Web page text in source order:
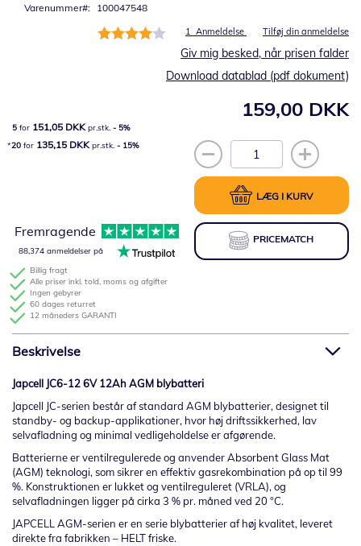
Varenummer 100047548
Bedømmelse:
1 Anmeldelse Tilføj din anmeldelse
159,00 DKK
Giv mig besked, når prisen falder
LÆG I KURV
PRICEMATCH
5 for 151,05 DKK pr.stk.- 5%
20 for 135,15 DKK pr.stk.- 15%
Billig fragt
Alle priser inkl. told, moms og afgifter
Ingen gebyrer
60 dages returret
12 måneders GARANTI
Fremragende
88,374 anmeldelser på
Download datablad (pdf dokument)
Beskrivelse
Japcell JC6-12 6V 12Ah AGM blybatteri
Japcell JC-serien består af standard AGM blybatterier, designet til
standby- og backup-applikationer, hvor høj driftssikkerhed, lav
selvafladning og minimal vedligeholdelse er afgørende.
Batterierne er ventilregulerede og anvender Absorbent Glass Mat
(AGM) teknologi, som sikrer en effektiv gasrekombination på op til 99
%. Konstruktionen er lukket og ventilreguleret (VRLA), og
selvafladningen ligger på cirka 3 % pr. måned ved 20 °C.
JAPCELL AGM-serien er en serie blybatterier af høj kvalitet, leveret
direkte fra fabrikken – HELT friske.